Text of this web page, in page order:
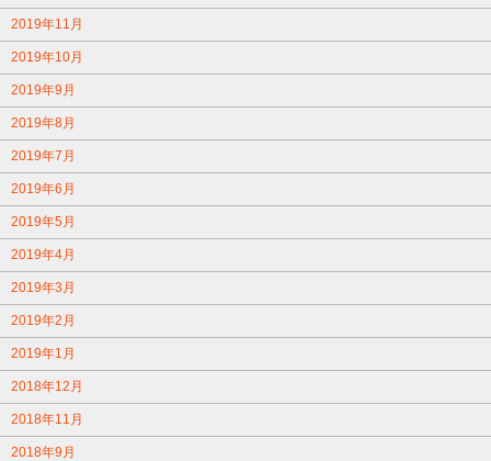
2019年11月
2019年10月
2019年9月
2019年8月
2019年7月
2019年6月
2019年5月
2019年4月
2019年3月
2019年2月
2019年1月
2018年12月
2018年11月
2018年9月